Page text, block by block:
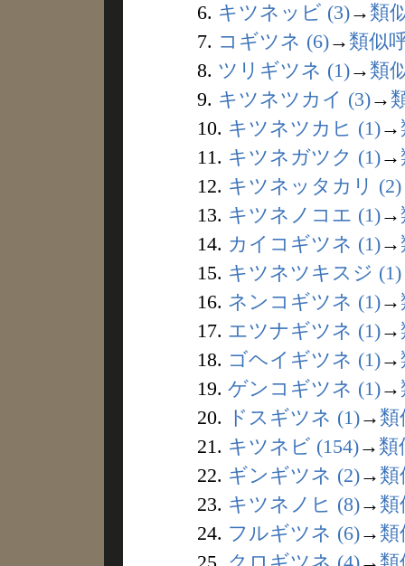
6. キツネッビ (3)→ 類
7. コギツネ (6)→ 類似
8. ツリギツネ (1)→ 類
9. キツネツカイ (3)→
10. キツネツカヒ (1)→
11. キツネガツク (1)→
12. キツネッタカリ (2)
13. キツネノコエ (1)→
14. カイコギツネ (1)→
15. キツネツキスジ (1)
16. ネンコギツネ (1)→
17. エツナギツネ (1)→
18. ゴヘイギツネ (1)→
19. ゲンコギツネ (1)→
20.
ドスギツネ (1)→ 類
21. キツネビ (154)→ 類
22. ギンギツネ (2)→ 類
23. キツネノヒ (8)→ 類
24. フルギツネ (6)→ 類